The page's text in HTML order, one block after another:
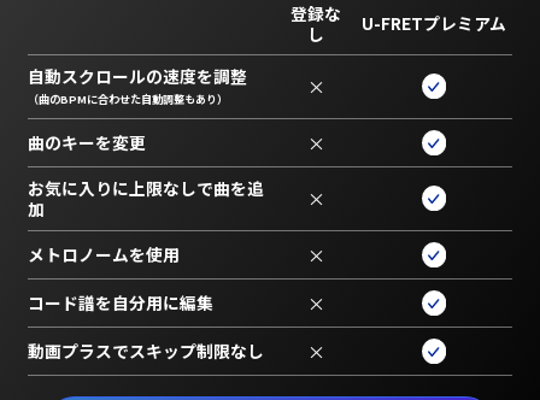
登録な
し
U-FRETプレミアム
自動スクロールの速度を調整
（曲のBPMに合わせた自動調整もあり） ×
曲のキーを変更 ×
お気に入りに上限なしで曲を追
加
×
メトロノームを使用 ×
コード譜を自分用に編集 ×
動画プラスでスキップ制限なし ×